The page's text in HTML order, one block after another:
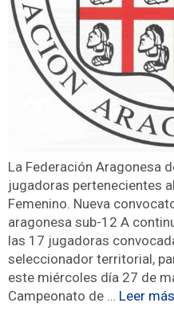
La Federación Aragonesa
jugadoras pertenecientes
Femenino. Nueva
aragonesa sub-12 A
las 17 jugadoras
seleccionador territorial,
este miércoles día 27 de
Campeonato de … Leer más